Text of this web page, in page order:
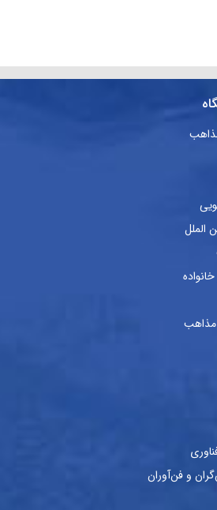
الملل
مذاهب
و فن‌آوران